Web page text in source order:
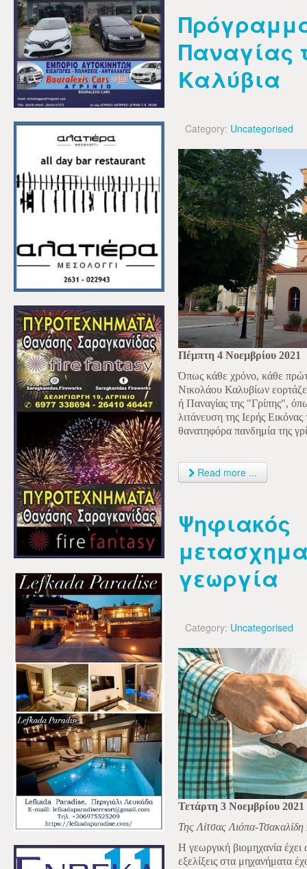
Παναγίας
Καλύβια
Category: Uncategorised
Πέμπτη 4 Νοεμβρίου 2021
Όπως κάθε χρόνο, κάθε
Νικολάου Καλυβίων
ή Παναγίας της "Γρίπης",
λιτάνευση της Ιερής
θανατηφόρα πανδημία της
Read more ...
Ψηφιακός
γεωργία
Category: Uncategorised
Τετάρτη 3 Νοεμβρίου 2021
Της Λίτσας Λιόπα-
Η γεωργική βιομηχανία έχει
εξελίξεις στα μηχανήματα